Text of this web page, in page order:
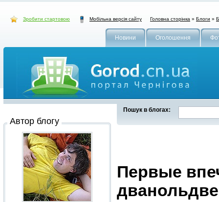
Зробити стартовою Мобільна версія сайту Головна сторінка » Блоги »
Новини Оголошення
Пошук в блогах:
Первые
Автор блогу